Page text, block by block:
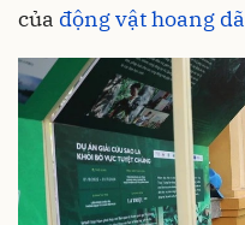
của động vật hoang dã